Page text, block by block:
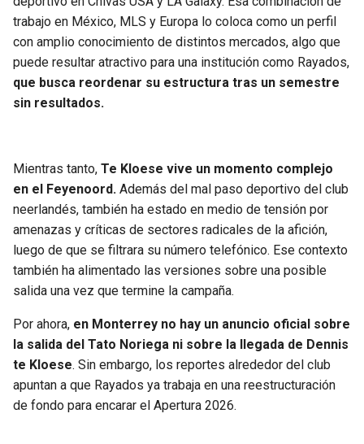
trabajo en México, MLS y Europa lo coloca como un perfil
con amplio conocimiento de distintos mercados, algo que
puede resultar atractivo para una institución como Rayados,
que busca reordenar su estructura tras un semestre
sin resultados.
Mientras tanto, Te Kloese vive un momento complejo
en el Feyenoord. Además del mal paso deportivo del club
neerlandés, también ha estado en medio de tensión por
amenazas y críticas de sectores radicales de la afición,
luego de que se filtrara su número telefónico. Ese contexto
también ha alimentado las versiones sobre una posible
salida una vez que termine la campaña.
Por ahora, en Monterrey no hay un anuncio oficial sobre
la salida del Tato Noriega ni sobre la llegada de Dennis
te Kloese. Sin embargo, los reportes alrededor del club
apuntan a que Rayados ya trabaja en una reestructuración
de fondo para encarar el Apertura 2026.